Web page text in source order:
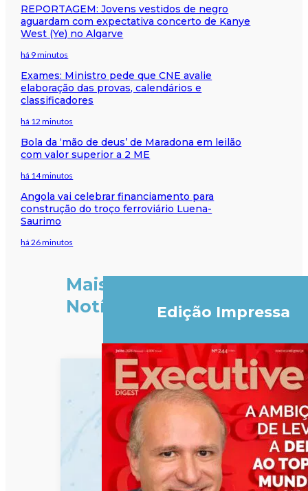
REPORTAGEM: Jovens vestidos de negro
aguardam com expectativa concerto de Kanye
West (Ye) no Algarve
há 9 minutos
Exames: Ministro pede que CNE avalie
elaboração das provas, calendários e
classificadores
há 12 minutos
Bola da ‘mão de deus’ de Maradona em leilão
com valor superior a 2 ME
há 14 minutos
Angola vai celebrar financiamento para
construção do troço ferroviário Luena-
Saurimo
há 26 minutos
Mais
Notícias
Edição Impressa